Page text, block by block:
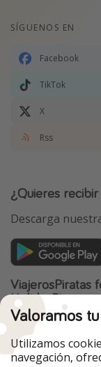
SÍGUENOS EN
Facebook
TikTok
X
Rss
¿Quieres
Descarga
ViajerosPiratas
HolidayPirates
Nuestros
PiratinViaggio
VakantiePiraten
Valoramos
Utilizamos
navegación,